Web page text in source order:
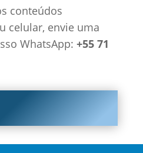
conteúdos
celular, envie uma
WhatsApp: +55 71